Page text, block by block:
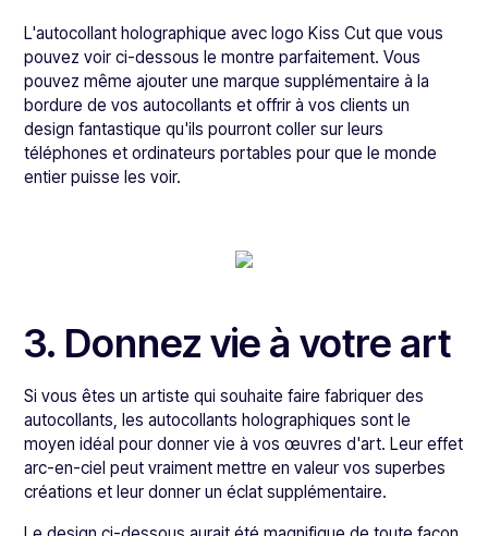
L'autocollant holographique avec logo Kiss Cut que vous
pouvez voir ci-dessous le montre parfaitement. Vous
pouvez même ajouter une marque supplémentaire à la
bordure de vos autocollants et offrir à vos clients un
design fantastique qu'ils pourront coller sur leurs
téléphones et ordinateurs portables pour que le monde
entier puisse les voir.
3. Donnez vie à votre art
Si vous êtes un artiste qui souhaite faire fabriquer des
autocollants, les autocollants holographiques sont le
moyen idéal pour donner vie à vos œuvres d'art. Leur effet
arc-en-ciel peut vraiment mettre en valeur vos superbes
créations et leur donner un éclat supplémentaire.